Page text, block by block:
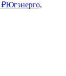
₽Югэнерго,